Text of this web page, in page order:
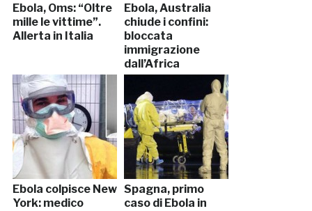
Ebola, Oms: “Oltre
mille le vittime”.
Allerta in Italia
Ebola, Australia
chiude i confini:
bloccata
immigrazione
dall’Africa
Ebola colpisce New
York: medico
Spagna, primo
caso di Ebola in